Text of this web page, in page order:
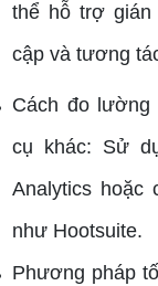
thể hỗ trợ
cập và tương
Cách đo lường
cụ khác: Sử
Analytics hoặc
như Hootsuite.
Phương pháp